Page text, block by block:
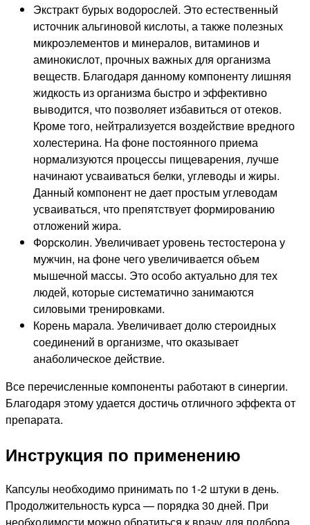
Экстракт бурых водорослей. Это естественный
источник альгиновой кислоты, а также полезных
микроэлементов и минералов, витаминов и
аминокислот, прочных важных для организма
веществ. Благодаря данному компоненту лишняя
жидкость из организма быстро и эффективно
выводится, что позволяет избавиться от отеков.
Кроме того, нейтрализуется воздействие вредного
холестерина. На фоне постоянного приема
нормализуются процессы пищеварения, лучше
начинают усваиваться белки, углеводы и жиры.
Данный компонент не дает простым углеводам
усваиваться, что препятствует формированию
отложений жира.
Форсколин. Увеличивает уровень тестостерона у
мужчин, на фоне чего увеличивается объем
мышечной массы. Это особо актуально для тех
людей, которые систематично занимаются
силовыми тренировками.
Корень марала. Увеличивает долю стероидных
соединений в организме, что оказывает
анаболическое действие.
Все перечисленные компоненты работают в синергии.
Благодаря этому удается достичь отличного эффекта от
препарата.
Инструкция по применению
Капсулы необходимо принимать по 1-2 штуки в день.
Продолжительность курса — порядка 30 дней. При
необходимости можно обратиться к врачу для подбора